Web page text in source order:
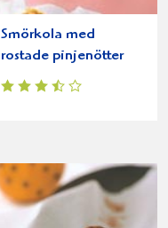
Smörkola med
rostade pinjenötter